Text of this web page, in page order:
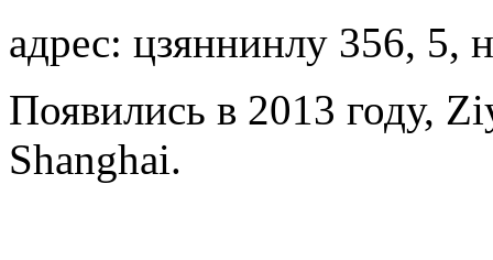
адрес: цзяннинлу 356, 5,
Появились в 2013 году,
Shanghai.